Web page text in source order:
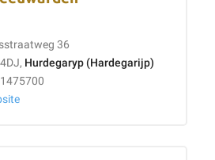
36
Hurdegaryp (Hardegarijp)